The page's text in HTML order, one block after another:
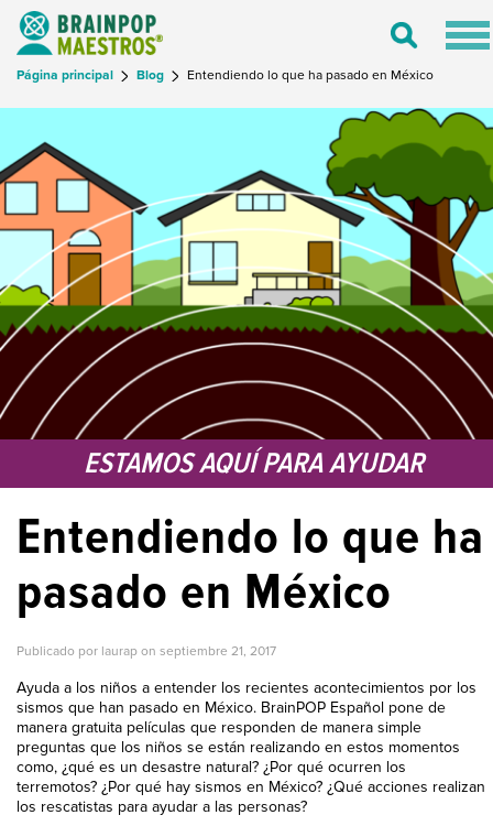
Toggle
Página principal Blog Entendiendo lo que ha pasado en México
ESTAMOS AQUÍ PARA AYUDAR
Entendiendo lo que ha
pasado en México
Publicado por laurap on septiembre 21, 2017
Ayuda a los niños a entender los recientes acontecimientos por los
sismos que han pasado en México. BrainPOP Español pone de
manera gratuita películas que responden de manera simple
preguntas que los niños se están realizando en estos momentos
como, ¿qué es un desastre natural? ¿Por qué ocurren los
terremotos? ¿Por qué hay sismos en México? ¿Qué acciones realizan
los rescatistas para ayudar a las personas?